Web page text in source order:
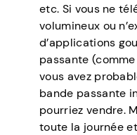
etc. Si vous ne
volumineux ou
d’applications
passante
vous avez
bande passante
pourriez vendre.
toute la journée